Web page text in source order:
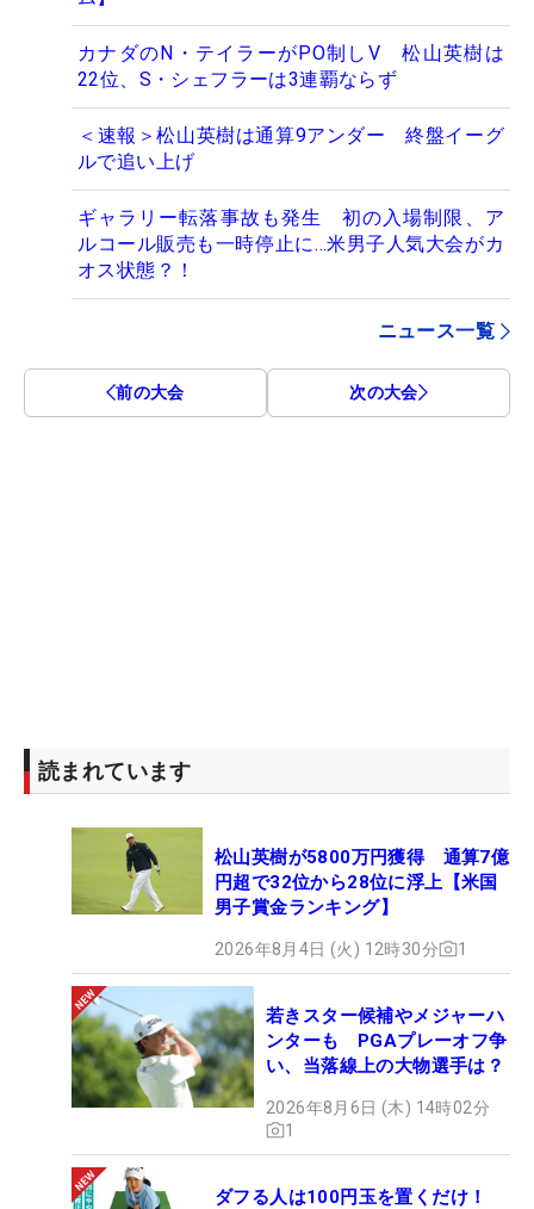
カナダのN・テイラーがPO制しV 松山英樹は
22位、S・シェフラーは3連覇ならず
＜速報＞松山英樹は通算9アンダー 終盤イーグ
ルで追い上げ
ギャラリー転落事故も発生 初の入場制限、ア
ルコール販売も一時停止に…米男子人気大会がカ
オス状態？！
ニュース一覧
前の大会 次の大会
読まれています
松山英樹が5800万円獲得 通算7億
円超で32位から28位に浮上【米国
男子賞金ランキング】
2026年8月4日 (火) 12時30分 1
若きスター候補やメジャーハ
ンターも PGAプレーオフ争
い、当落線上の大物選手は？
2026年8月6日 (木) 14時02分
1
ダフる人は100円玉を置くだけ！